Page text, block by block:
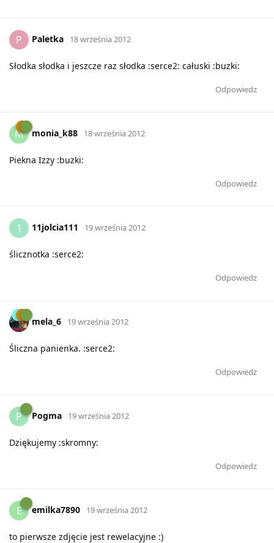
P Paletka 18 września 2012
Słodka słodka i jeszcze raz słodka :serce2: całuski :buzki:
Odpowiedz
M monia_k88 18 września 2012
Piekna Izzy :buzki:
Odpowiedz
1 11jolcia111 19 września 2012
ślicznotka :serce2:
Odpowiedz
mela_6 19 września 2012
Śliczna panienka. :serce2:
Odpowiedz
P Pogma 19 września 2012
Dziękujemy :skromny:
Odpowiedz
E emilka7890 19 września 2012
to pierwsze zdjęcie jest rewelacyjne :)